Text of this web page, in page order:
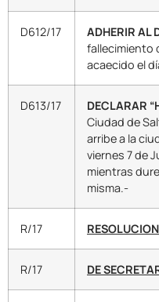
D612/17 ADHERIR AL
fallecimiento
acaecido el
D613/17 DECLARAR
Ciudad de
arribe a la
viernes 7 de
mientras
misma.-
R/17
R/17 DE